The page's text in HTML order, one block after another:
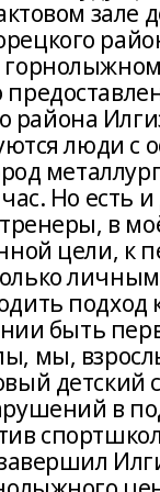
зале
люди с
Но есть
в
цели, к
подход
быть
мы,
детский
в